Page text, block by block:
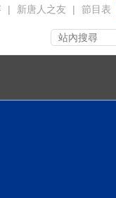
| 新唐人之友 | 節目表